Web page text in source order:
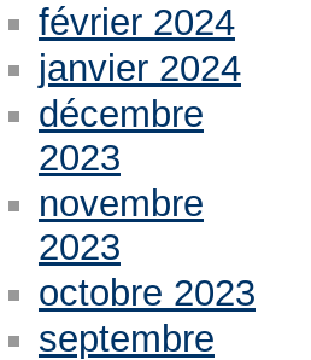
février 2024
janvier 2024
décembre
2023
novembre
2023
octobre 2023
septembre